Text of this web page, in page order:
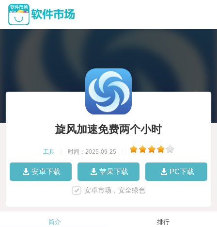
旋风加速免费两个小时
工具 时间：2025-09-25
安卓下载 苹果下载 PC下载
安卓市场，安全绿色
简介 排行